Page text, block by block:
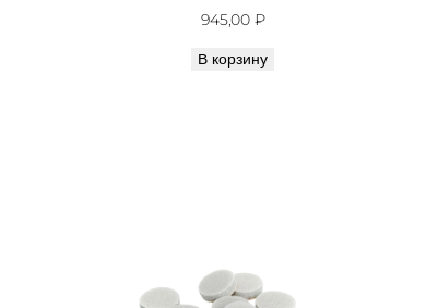
945,00₽
В корзину